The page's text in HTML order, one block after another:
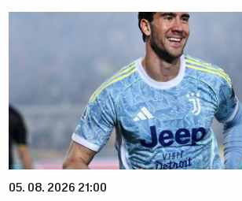
05. 08. 2026 21:00